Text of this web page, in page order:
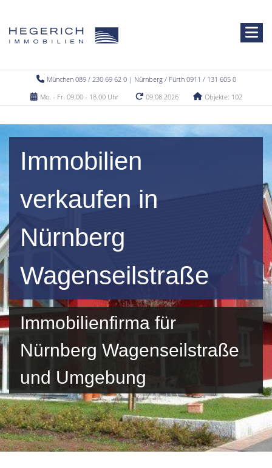
München 089 / 230 69 62 0 | Nürnberg / Fürth 0911 / 131 605 0
Mo. - Fr. 09.00 - 18.00 Uhr
09.08.2026 Objekte: 102
Immobilien
verkaufen in
Nürnberg
Wagenseilstraße
Immobilienfirma für
Nürnberg Wagenseilstraße
und Umgebung